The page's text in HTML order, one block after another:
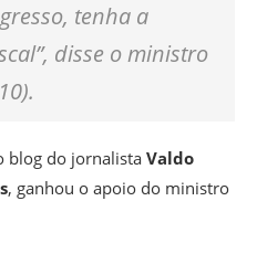
tenha a
disse o ministro
blog do jornalista Valdo
, ganhou o apoio do ministro